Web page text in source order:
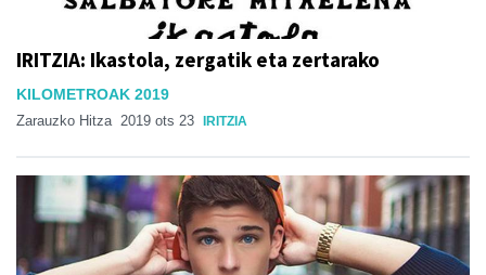
IRITZIA: Ikastola, zergatik eta zertarako
KILOMETROAK 2019
Zarauzko Hitza 2019 ots 23 IRITZIA